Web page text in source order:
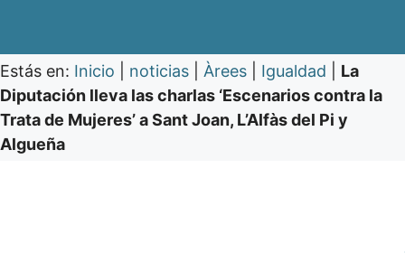
Estás en: Inicio noticias Àrees Igualdad
La
Diputación lleva las charlas ‘Escenarios contra la
Trata de Mujeres’ a Sant Joan, L’Alfàs del Pi y
Algueña